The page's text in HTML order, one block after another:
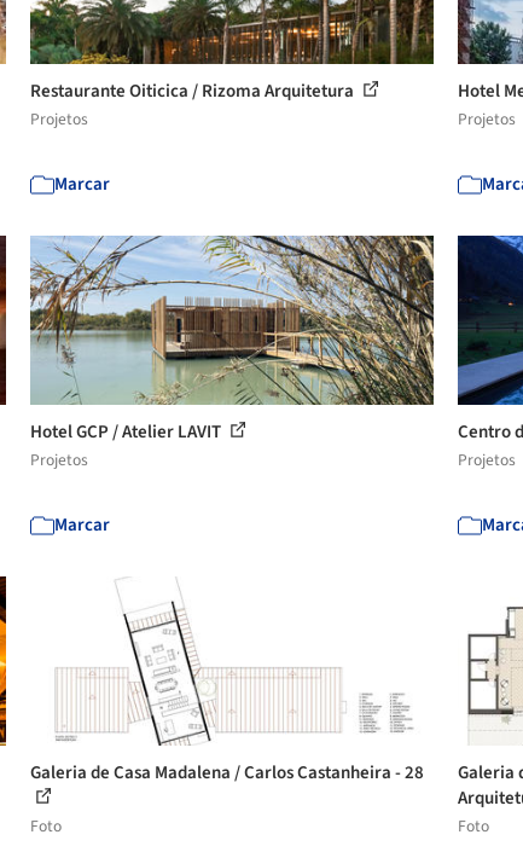
Restaurante Oiticica / Rizoma Arquitetura
Projetos
Marcar
Hotel
Projetos
Hotel GCP / Atelier LAVIT
Projetos
Marcar
Centro
Projetos
Galeria de Casa Madalena / Carlos Castanheira - 28
Foto
Galeria
Foto